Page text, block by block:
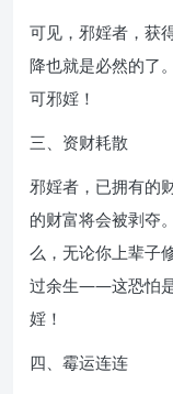
可见，邪婬者，获
降也就是必然的了
可邪婬！
三、资财耗散
邪婬者，已拥有的
的财富将会被剥夺
么，无论你上辈子
过余生——这恐怕
婬！
四、霉运连连